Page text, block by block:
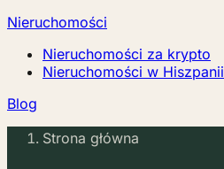
Nieruchomości
Nieruchomości za krypto
Nieruchomości w Hiszpanii
Blog
Strona główna